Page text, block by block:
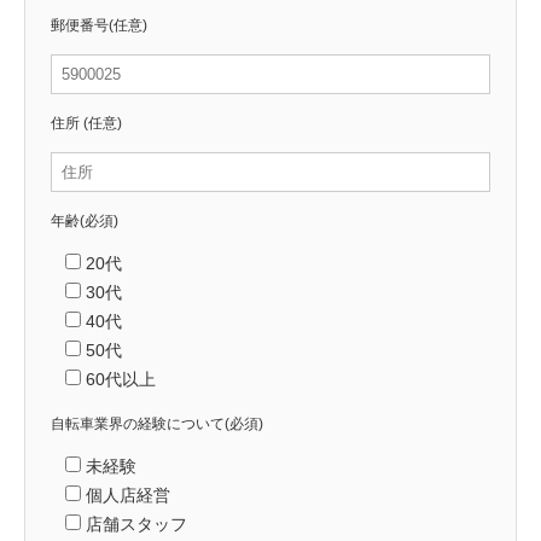
郵便番号(任意)
住所 (任意)
年齢(必須)
20代
30代
40代
50代
60代以上
自転車業界の経験について(必須)
未経験
個人店経営
店舗スタッフ